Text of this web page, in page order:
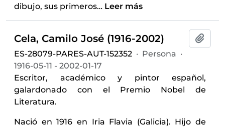
dibujo, sus primeros… Leer más
Cela, Camilo José (1916-2002)
ES-28079-PARES-AUT-152352 · Persona ·
1916-05-11 - 2002-01-17
Escritor, académico y pintor español,
galardonado con el Premio Nobel de
Literatura.
Nació en 1916 en Iria Flavia (Galicia). Hijo de